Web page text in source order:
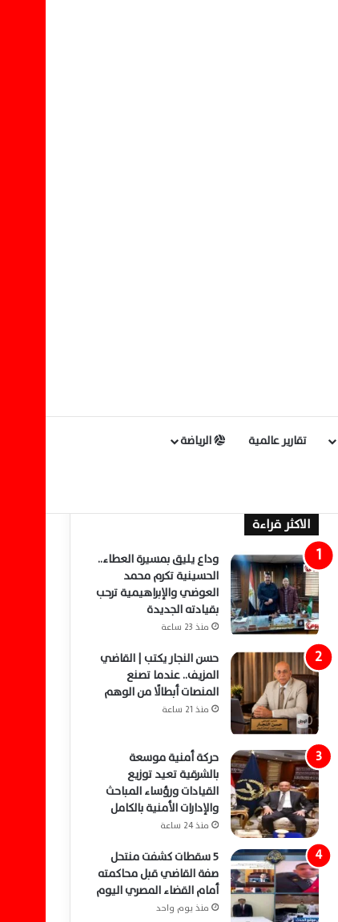
تقارير عالمية الرياضة
الاكثر قراءة
وداع يليق بمسيرة العطاء..
الحسينية تكرم محمد
العوضي والإبراهيمية ترحب
بقيادته الجديدة
منذ 23 ساعة
حسن النجار يكتب | القاضي
المزيف.. عندما تصنع
المنصات أبطالًا من الوهم
منذ 21 ساعة
حركة أمنية موسعة
بالشرقية تعيد توزيع
القيادات ورؤساء المباحث
والإدارات الأمنية بالكامل
منذ 24 ساعة
5 سقطات كشفت منتحل
صفة القاضي قبل محاكمته
أمام القضاء المصري اليوم
منذ يوم واحد